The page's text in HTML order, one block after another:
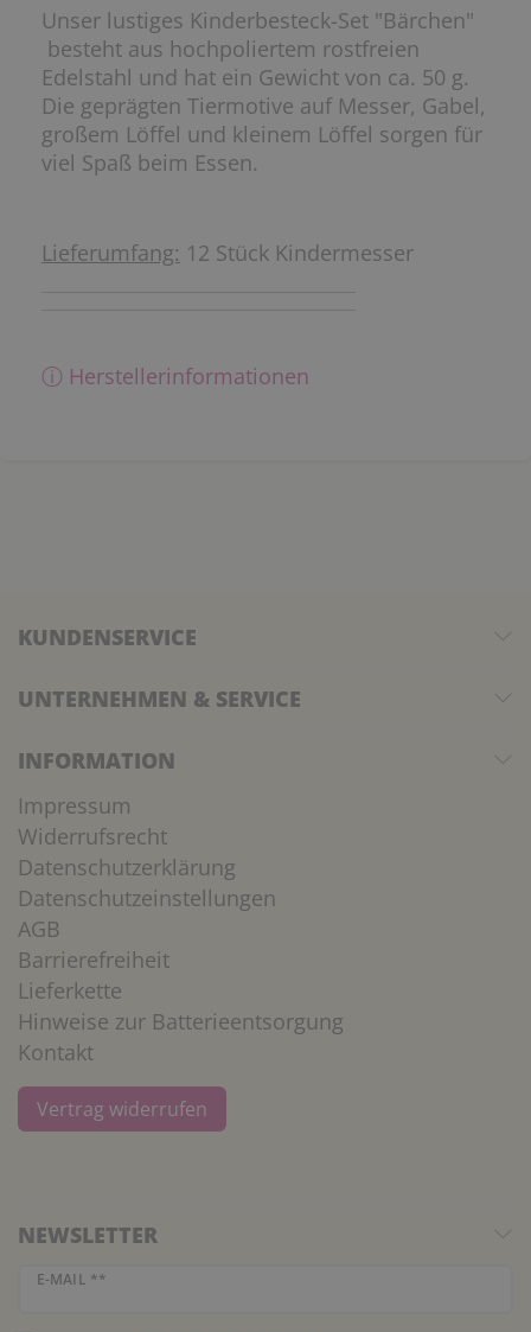
Unser lustiges Kinderbesteck-Set "Bärchen"
besteht aus hochpoliertem rostfreien
Edelstahl und hat ein Gewicht von ca. 50 g.
Die geprägten Tiermotive auf Messer, Gabel,
großem Löffel und kleinem Löffel sorgen für
viel Spaß beim Essen.
Lieferumfang: 12 Stück Kindermesser
ⓘ Herstellerinformationen
KUNDENSERVICE
UNTERNEHMEN & SERVICE
INFORMATION
Impressum
Widerrufsrecht
Datenschutzerklärung
Datenschutzeinstellungen
AGB
Barrierefreiheit
Lieferkette
Hinweise zur Batterieentsorgung
Kontakt
Vertrag widerrufen
NEWSLETTER
E-MAIL **
Newsletter Honig